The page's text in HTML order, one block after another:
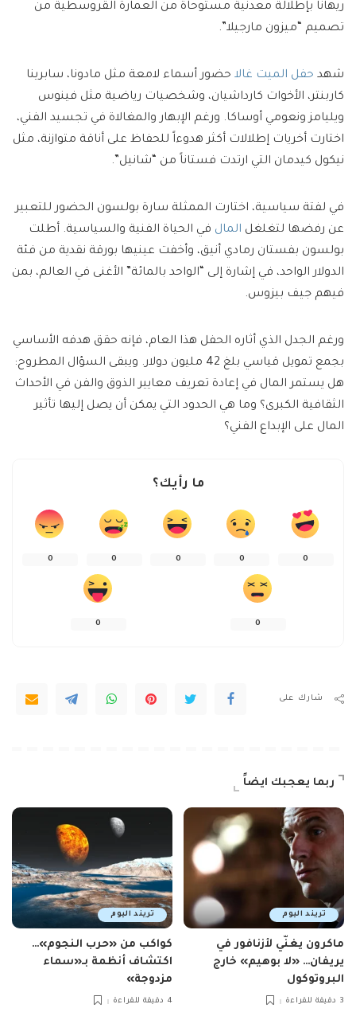
ريهانا بإطلالة معدنية مستوحاة من العمارة القروسطية من
تصميم “ميزون مارجيلا”.
شهد حفل الميت غالا حضور أسماء لامعة مثل مادونا، سابرينا
كاربنتر، الأخوات كارداشيان، وشخصيات رياضية مثل فينوس
ويليامز ونعومي أوساكا. ورغم الإبهار والمغالاة في تجسيد الفني،
اختارت أخريات إطلالات أكثر هدوءاً للحفاظ على أناقة متوازنة، مثل
نيكول كيدمان التي ارتدت فستاناً من “شانيل”.
في لفتة سياسية، اختارت الممثلة سارة بولسون الحضور للتعبير
عن رفضها لتغلغل المال في الحياة الفنية والسياسية. أطلت
بولسون بفستان رمادي أنيق، وأخفت عينيها بورقة نقدية من فئة
الدولار الواحد، في إشارة إلى “الواحد بالمائة” الأغنى في العالم، بمن
فيهم جيف بيزوس.
ورغم الجدل الذي أثاره الحفل هذا العام، فإنه حقق هدفه الأساسي
بجمع تمويل قياسي بلغ 42 مليون دولار. ويبقى السؤال المطروح:
هل يستمر المال في إعادة تعريف معايير الذوق والفن في الأحداث
الثقافية الكبرى؟ وما هي الحدود التي يمكن أن يصل إليها تأثير
المال على الإبداع الفني؟
ما رأيك؟
0
0
0
0
0
0
0
شارك على
ربما يعجبك ايضاً
تريند اليوم
ماكرون يغنّي لأزنافور في
يريفان… «لا بوهيم» خارج
البروتوكول
3 دقيقة للقراءة
تريند اليوم
كواكب من «حرب النجوم»…
اكتشاف أنظمة بـ«سماء
مزدوجة»
4 دقيقة للقراءة